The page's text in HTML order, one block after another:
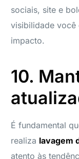
sociais, site e
visibilidade você
impacto.
10.
É fundamental
realiza lavagem
atento às